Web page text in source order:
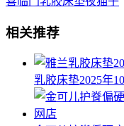
相关推荐
乳胶床垫2025年